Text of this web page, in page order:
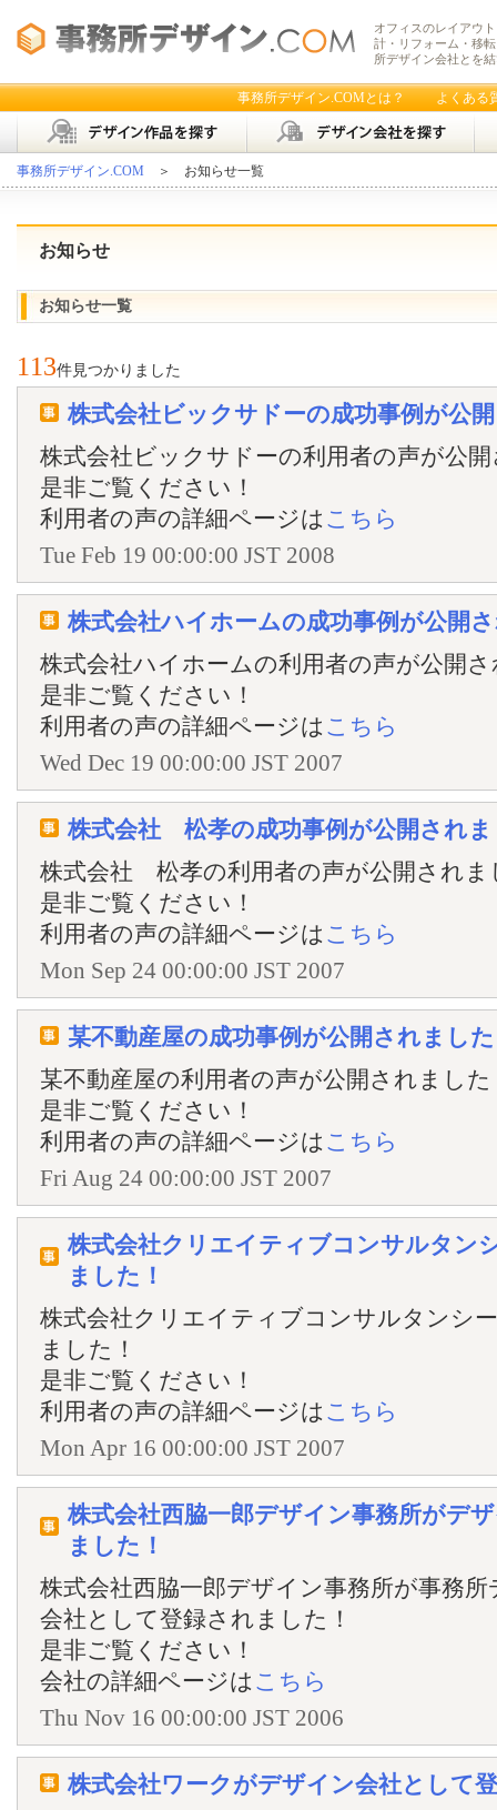
オフィスのレイアウ
計・リフォーム・移
所デザイン会社とを
事務所デザイン.COMとは？ よくある
事務所デザイン.COM ＞ お知らせ一覧
お知らせ
お知らせ一覧
113件見つかりました
株式会社ビックサドーの成功事例が公
株式会社ビックサドーの利用者の声が公
是非ご覧ください！
利用者の声の詳細ページは こちら
Tue Feb 19 00:00:00 JST 2008
株式会社ハイホームの成功事例が公開
株式会社ハイホームの利用者の声が公開
是非ご覧ください！
利用者の声の詳細ページは こちら
Wed Dec 19 00:00:00 JST 2007
株式会社 松孝の成功事例が公開され
株式会社 松孝の利用者の声が公開されま
是非ご覧ください！
利用者の声の詳細ページは こちら
Mon Sep 24 00:00:00 JST 2007
某不動産屋の成功事例が公開されまし
某不動産屋の利用者の声が公開されました
是非ご覧ください！
利用者の声の詳細ページは こちら
Fri Aug 24 00:00:00 JST 2007
株式会社クリエイティブコンサルタン
ました！
株式会社クリエイティブコンサルタンシ
ました！
是非ご覧ください！
利用者の声の詳細ページは こちら
Mon Apr 16 00:00:00 JST 2007
株式会社西脇一郎デザイン事務所がデ
ました！
株式会社西脇一郎デザイン事務所が事務
会社として登録されました！
是非ご覧ください！
会社の詳細ページは こちら
Thu Nov 16 00:00:00 JST 2006
株式会社ワークがデザイン会社として